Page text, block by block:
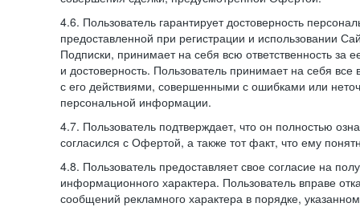
4.6. Пользователь гарантирует достоверность
предоставленной при регистрации и использовании
Подписки, принимает на себя всю ответственность за
и достоверность. Пользователь принимает на себя
с его действиями, совершенными с ошибками или
персональной информации.
4.7. Пользователь подтверждает, что он полностью
согласился с Офертой, а также тот факт, что ему
4.8. Пользователь предоставляет свое согласие на
информационного характера. Пользователь вправе
сообщений рекламного характера в порядке,